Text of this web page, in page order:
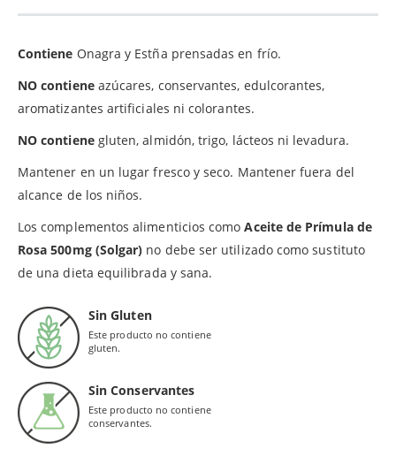
Contiene Onagra y Estña prensadas en frío.
NO contieneazúcares, conservantes, edulcorantes,
aromatizantes artificiales ni colorantes.
NO contienegluten, almidón, trigo, lácteos ni levadura.
Mantener en un lugar fresco y seco. Mantener fuera del
alcance de los niños.
Los complementos alimenticios comoAceite de Prímula de
Rosa 500mg (Solgar) no debe ser utilizado como sustituto
de una dieta equilibrada y sana.
Sin Gluten
Este producto no contiene
gluten.
Sin Conservantes
Este producto no contiene
conservantes.